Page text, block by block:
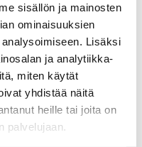
sisällön ja mainosten
ominaisuuksien
Lisäksi
ja analytiikka-
miten käytät
yhdistää näitä
heille tai joita on
palvelujaan.
lähettäisit
mielin, sillä
ja